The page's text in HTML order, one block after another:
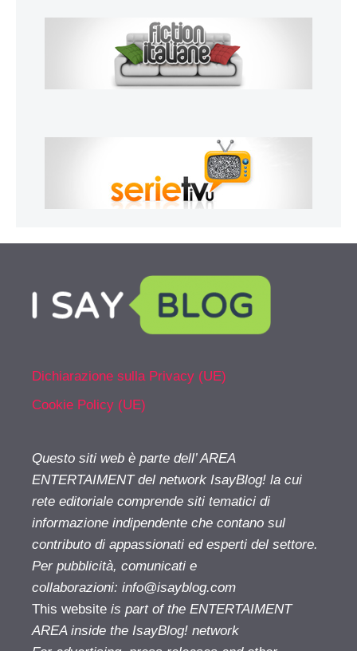
Dichiarazione sulla Privacy (UE)
Cookie Policy (UE)
Questo siti web è parte dell’ AREA
ENTERTAIMENT del network IsayBlog! la cui
rete editoriale comprende siti tematici di
informazione indipendente che contano sul
contributo di appassionati ed esperti del settore.
Per pubblicità, comunicati e
collaborazioni: info@isayblog.com
This website is part of the ENTERTAIMENT
AREA inside the IsayBlog! network